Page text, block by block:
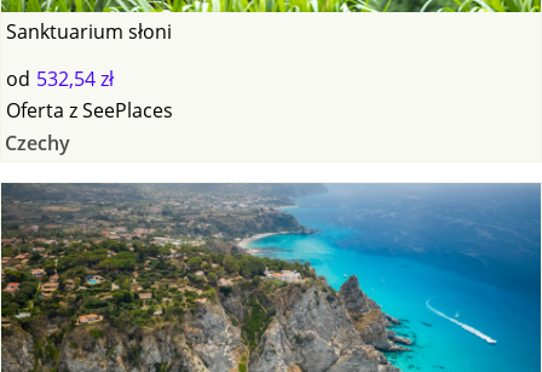
Sanktuarium słoni
od 532,54 zł
Oferta zSeePlaces
Czechy